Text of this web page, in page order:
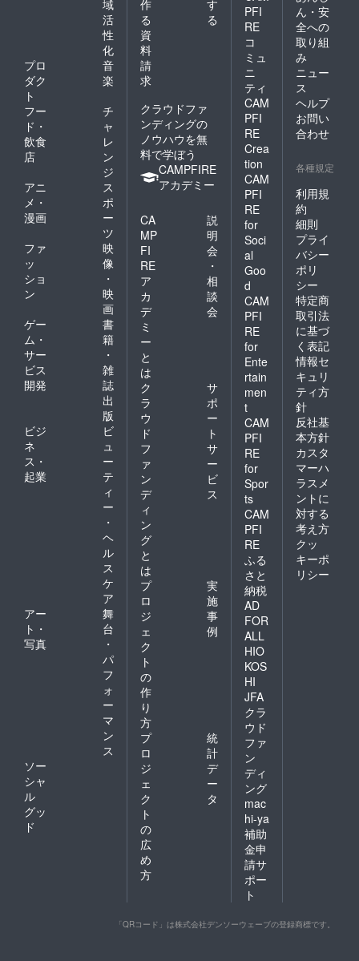
域
活
性
化
プロ
ダク
ト
音
楽
フー
ド・
飲食
店
チ
ャ
レ
ン
ジ
アニ
メ・
漫画
ス
ポ
ー
ツ
ファ
ッ
ショ
ン
映
像
・
映
画
ゲー
ム・
サー
ビス
開発
書
籍
・
雑
誌
出
版
ビジ
ネ
ス・
起業
ビ
ュ
ー
テ
ィ
ー
・
ヘ
ル
ス
ケ
ア
アー
ト・
写真
舞
台
・
パ
フ
ォ
ー
マ
ン
ス
ソー
シャ
ル
グッ
ド
作
る
す
る
資
料
請
求
クラウドファ
ンディングの
ノウハウを無
料で学ぼう
CAMPFIRE
アカデミー
CA
MP
FI
RE
ア
カ
デ
ミ
ー
と
は
説
明
会
・
相
談
会
ク
ラ
ウ
ド
フ
ァ
ン
デ
ィ
ン
グ
と
は
サ
ポ
ー
ト
サ
ー
ビ
ス
プ
ロ
ジ
ェ
ク
ト
の
作
り
方
実
施
事
例
プ
ロ
ジ
ェ
ク
ト
の
広
め
方
統
計
デ
ー
タ
PFI
RE
コ
ミュ
ニ
ティ
CAM
PFI
RE
Crea
tion
CAM
PFI
RE
for
Soci
al
Goo
d
CAM
PFI
RE
for
Ente
rtain
men
t
CAM
PFI
RE
for
Spor
ts
CAM
PFI
RE
ふる
さと
納税
AD
FOR
ALL
HIO
KOS
HI
JFA
クラ
ウド
ファ
ン
ディ
ング
mac
hi-ya
補助
金申
請サ
ポー
ト
ん・安
全への
取り組
み
ニュー
ス
ヘルプ
お問い
合わせ
各種規定
利用規
約
細則
プライ
バシー
ポリ
シー
特定商
取引法
に基づ
く表記
情報セ
キュリ
ティ方
針
反社基
本方針
カスタ
マーハ
ラスメ
ントに
対する
考え方
クッ
キーポ
リシー
「QRコード」は株式会社デンソーウェーブの登録商標です。